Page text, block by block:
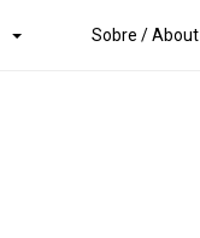
Sobre / About